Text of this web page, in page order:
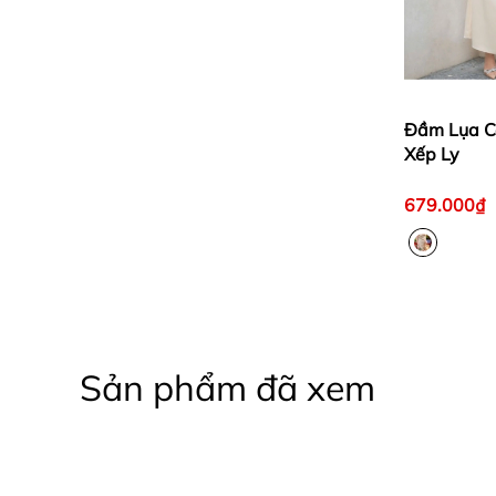
Đầm Lụa
Xếp Ly
679.000₫
Sản phẩm đã xem